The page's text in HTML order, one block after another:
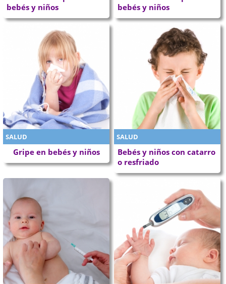
bebés y niños
bebés y niños
SALUD
Gripe en bebés y niños
SALUD
Bebés y niños con catarro
o resfriado